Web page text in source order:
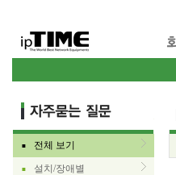
■ 전체 보기
■ 설치/장애별